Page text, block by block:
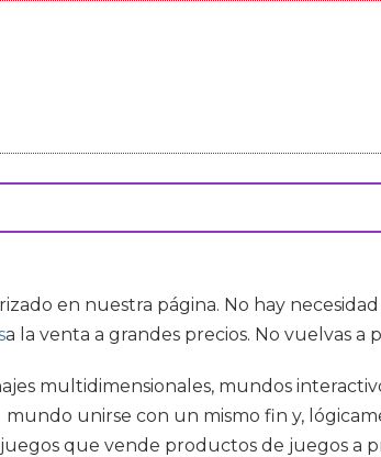
en nuestra página. No hay
a la venta a grandes precios. No vuelvas
multidimensionales, mundos
unirse con un mismo fin y,
que vende productos de juegos a